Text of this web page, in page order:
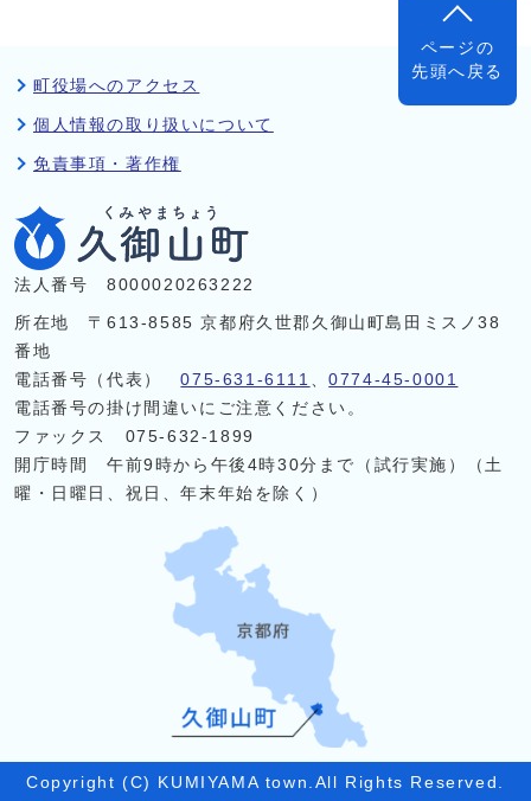
ページの
先頭へ戻る
町役場へのアクセス
個人情報の取り扱いについて
免責事項・著作権
法人番号 8000020263222
所在地 〒613-8585 京都府久世郡久御山町島田ミスノ38
番地
電話番号（代表）075-631-6111 、0774-45-0001
電話番号の掛け間違いにご注意ください。
ファックス 075-632-1899
開庁時間 午前9時から午後4時30分まで（試行実施）（土
曜・日曜日、祝日、年末年始を除く）
Copyright (C) KUMIYAMA town.All Rights Reserved.